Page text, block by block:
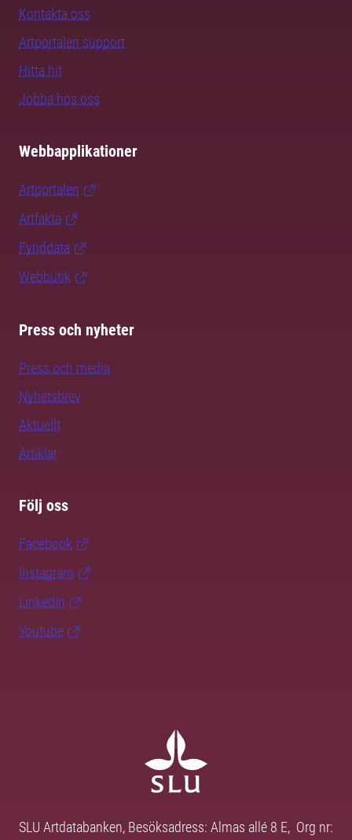
Kontakta oss
Artportalen support
Hitta hit
Jobba hos oss
Webbapplikationer
Artportalen
Artfakta
Fynddata
Webbutik
Press och nyheter
Press och media
Nyhetsbrev
Aktuellt
Artiklar
Följ oss
Facebook
Instagram
LinkedIn
Youtube
SLU Artdatabanken, Besöksadress: Almas allé 8 E, Org nr: